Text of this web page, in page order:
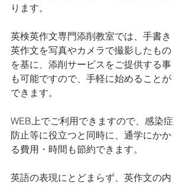
ります。
英検英作文専門添削教室では、手書き
英作文を写真やカメラで撮影したもの
を基に、添削サービスをご提供する事
も可能ですので、手軽に始めることが
できます。
WEB上でご利用できますので、感染症
防止等に役立つと同時に、通学にかか
る費用・時間も節約できます。
英語の表現にとどまらず、英作文の内